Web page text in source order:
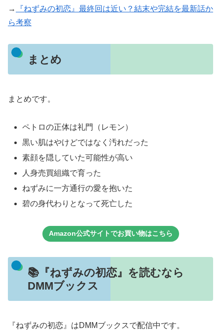
→
『ねずみの初恋』最終回は近い？結末や完結を最新話か
ら考察
まとめ
まとめです。
ペトロの正体は礼門（レモン）
黒い肌はやけどではなく汚れだった
素顔を隠していた可能性が高い
人身売買組織で育った
ねずみに一方通行の愛を抱いた
碧の身代わりとなって死亡した
Amazon公式サイトでお買い物はこちら
📚『ねずみの初恋』を読むなら
DMMブックス
『ねずみの初恋』はDMMブックスで配信中です。